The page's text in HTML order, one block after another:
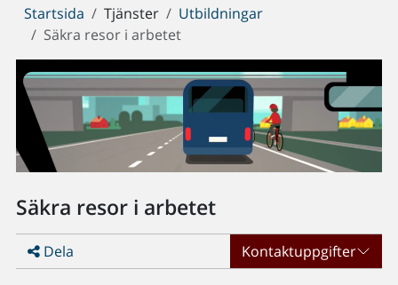
Du
är
här:
Startsida Tjänster
Utbildningar
Säkra resor i arbetet
Säkra resor i arbetet
Dela Kontaktuppgifter